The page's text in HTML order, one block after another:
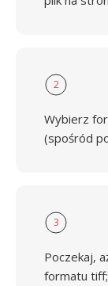
2
Wybierz
(spośród
3
Poczekaj,
formatu